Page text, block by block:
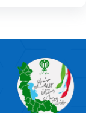
مراقبت
سلامت